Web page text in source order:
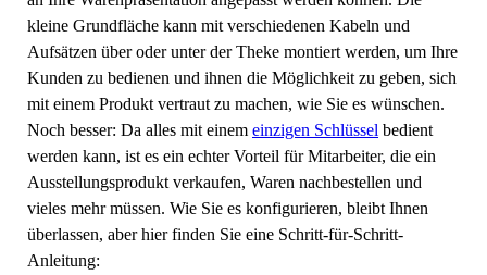
kleine Grundfläche kann mit verschiedenen Kabeln und
Aufsätzen über oder unter der Theke montiert werden, um Ihre
Kunden zu bedienen und ihnen die Möglichkeit zu geben, sich
mit einem Produkt vertraut zu machen, wie Sie es wünschen.
Noch besser: Da alles mit einem einzigen Schlüssel bedient
werden kann, ist es ein echter Vorteil für Mitarbeiter, die ein
Ausstellungsprodukt verkaufen, Waren nachbestellen und
vieles mehr müssen. Wie Sie es konfigurieren, bleibt Ihnen
überlassen, aber hier finden Sie eine Schritt-für-Schritt-
Anleitung: